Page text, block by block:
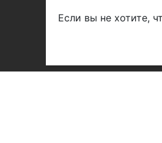
Если вы не хотите,